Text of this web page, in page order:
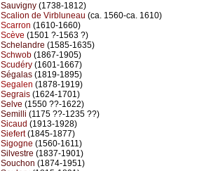
Sauvigny (1738-1812)
Scalion de Virbluneau (ca. 1560-ca. 1610)
Scarron (1610-1660)
Scève (1501 ?-1563 ?)
Schelandre (1585-1635)
Schwob (1867-1905)
Scudéry (1601-1667)
Ségalas (1819-1895)
Segalen (1878-1919)
Segrais (1624-1701)
Selve (1550 ??-1622)
Semilli (1175 ??-1235 ??)
Sicaud (1913-1928)
Siefert(1845-1877)
Sigogne (1560-1611)
Silvestre (1837-1901)
Souchon (1874-1951)